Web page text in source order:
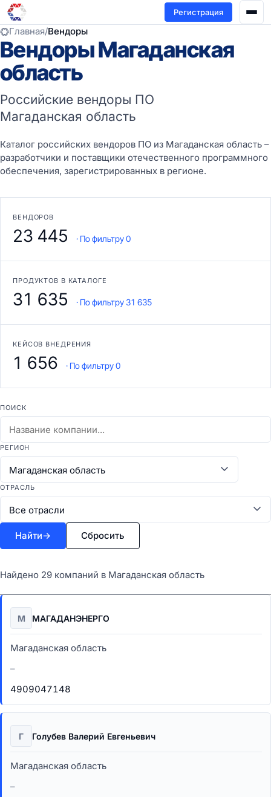
Регистрация
Главная/Вендоры
Вендоры Магаданская
область
Российские вендоры ПО
Магаданская область
Каталог российских вендоров ПО из Магаданская область –
разработчики и поставщики отечественного программного
обеспечения, зарегистрированных в регионе.
ВЕНДОРОВ
23 445 · По фильтру 0
ПРОДУКТОВ В КАТАЛОГЕ
31 635 · По фильтру 31 635
КЕЙСОВ ВНЕДРЕНИЯ
1 656 · По фильтру 0
ПОИСК
РЕГИОН
ОТРАСЛЬ
Найти→ Сбросить
Найдено 29 компаний в Магаданская область
М МАГАДАНЭНЕРГО
Магаданская область
–
4909047148
Г Голубев Валерий Евгеньевич
Магаданская область
–